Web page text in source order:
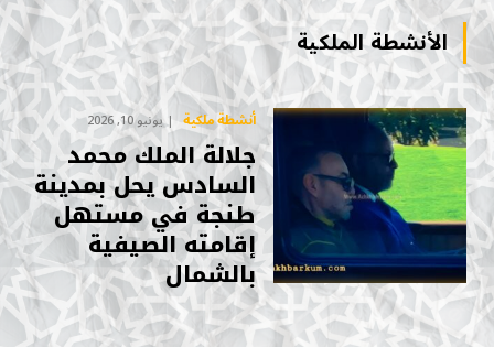
الأنشطة الملكية
أنشطة ملكية يونيو 10, 2026
جلالة الملك محمد
السادس يحل بمدينة
طنجة في مستهل
إقامته الصيفية
بالشمال